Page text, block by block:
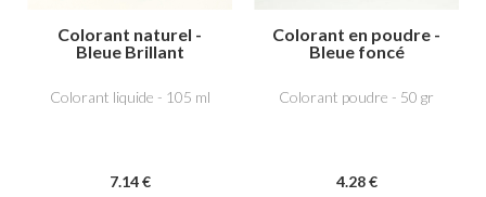
Colorant naturel -
Bleue Brillant
Colorant liquide - 105 ml
7.14 €
Colorant en poudre -
Bleue foncé
Colorant poudre - 50 gr
4.28 €